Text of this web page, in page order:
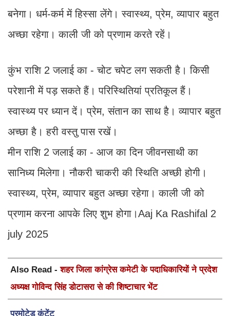
बनेगा। धर्म-कर्म में हिस्सा लेंगे। स्वास्थ्य, प्रेम, व्यापार बहुत
अच्छा रहेगा। काली जी को प्रणाम करते रहें।
कुंभ राशि 2 जलाई का - चोट चपेट लग सकती है। किसी
परेशानी में पड़ सकते हैं। परिस्थितियां प्रतिकूल हैं।
स्वास्थ्य पर ध्यान दें। प्रेम, संतान का साथ है। व्यापार बहुत
अच्छा है। हरी वस्तु पास रखें।
मीन राशि 2 जलाई का - आज का दिन जीवनसाथी का
सानिध्य मिलेगा। नौकरी चाकरी की स्थिति अच्छी होगी।
स्वास्थ्य, प्रेम, व्यापार बहुत अच्छा रहेगा। काली जी को
प्रणाम करना आपके लिए शुभ होगा।Aaj Ka Rashifal 2
july 2025
Also Read -शहर जिला कांग्रेस कमेटी के पदाधिकारियों ने प्रदेश
अध्यक्ष गोविन्द सिंह डोटासरा से की शिष्टाचार भेंट